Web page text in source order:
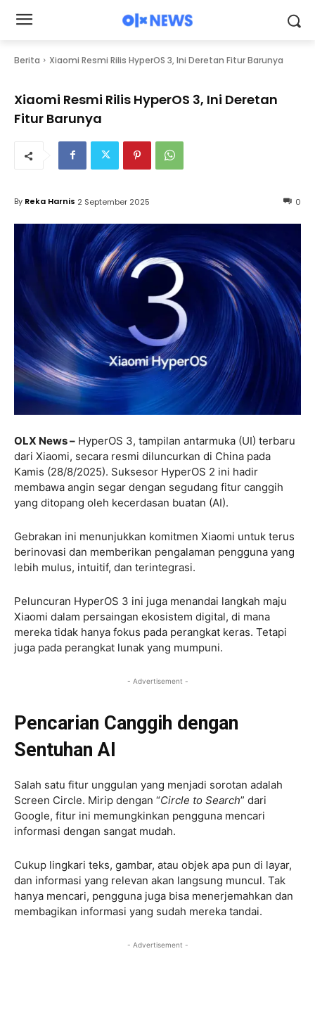
Berita Xiaomi Resmi Rilis HyperOS 3, Ini Deretan Fitur Barunya
Xiaomi Resmi Rilis HyperOS 3, Ini Deretan
Fitur Barunya
0
By Reka Harnis 2 September 2025
OLX News – HyperOS 3, tampilan antarmuka (UI) terbaru
dari Xiaomi, secara resmi diluncurkan di China pada
Kamis (28/8/2025). Suksesor HyperOS 2 ini hadir
membawa angin segar dengan segudang fitur canggih
yang ditopang oleh kecerdasan buatan (AI).
Gebrakan ini menunjukkan komitmen Xiaomi untuk terus
berinovasi dan memberikan pengalaman pengguna yang
lebih mulus, intuitif, dan terintegrasi.
Peluncuran HyperOS 3 ini juga menandai langkah maju
Xiaomi dalam persaingan ekosistem digital, di mana
mereka tidak hanya fokus pada perangkat keras. Tetapi
juga pada perangkat lunak yang mumpuni.
- Advertisement -
Pencarian Canggih dengan
Sentuhan AI
Salah satu fitur unggulan yang menjadi sorotan adalah
Screen Circle. Mirip dengan “Circle to Search” dari
Google, fitur ini memungkinkan pengguna mencari
informasi dengan sangat mudah.
Cukup lingkari teks, gambar, atau objek apa pun di layar,
dan informasi yang relevan akan langsung muncul. Tak
hanya mencari, pengguna juga bisa menerjemahkan dan
membagikan informasi yang sudah mereka tandai.
- Advertisement -